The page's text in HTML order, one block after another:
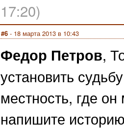
17:20)
#6 - 18 марта 2013 в 10:43
Федор Петров,
установить
местность, где
напишите